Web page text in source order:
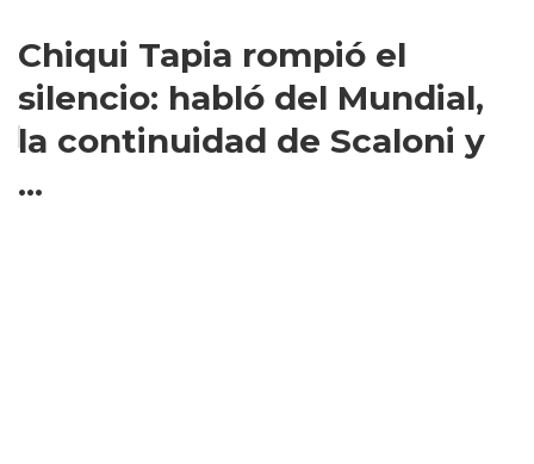
Chiqui Tapia rompió el
silencio: habló del Mundial,
la continuidad de Scaloni y
...